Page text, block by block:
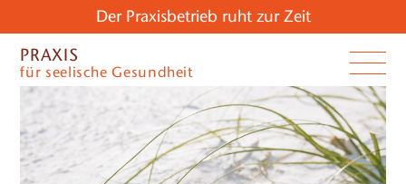
Der Praxisbetrieb ruht zur Zeit
PRAXIS
für seelische Gesundheit